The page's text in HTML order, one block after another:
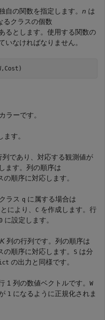
自の関数を指定します。 n は
るクラスの個数
るとします。使用する関数の
いなければなりません。
ラーです。
す。
であり、対応する観測値が
ます。列の順序は
の順序に対応します。
ラス q に属する場合は
により、 C を作成します。行
0 に設定します。
K列の行列です。列の順序は
の順序に対応します。 S は分
の出力と同様です。
1 列の数値ベクトルです。 W
1 になるように正規化されま